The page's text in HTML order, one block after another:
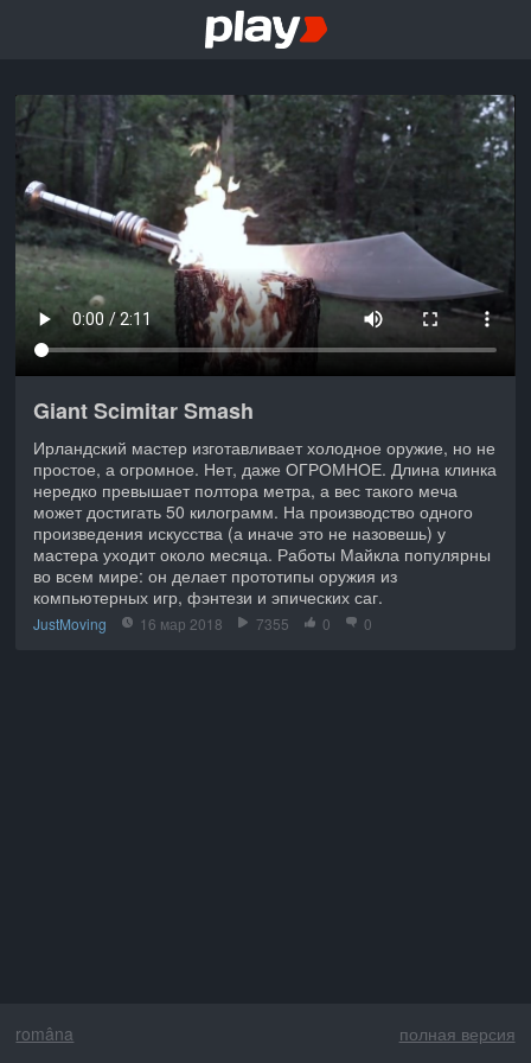
Giant Scimitar Smash
Ирландский мастер изготавливает холодное оружие, но не
простое, а огромное. Нет, даже ОГРОМНОЕ. Длина клинка
нередко превышает полтора метра, а вес такого меча
может достигать 50 килограмм. На производство одного
произведения искусства (а иначе это не назовешь) у
мастера уходит около месяца. Работы Майкла популярны
во всем мире: он делает прототипы оружия из
компьютерных игр, фэнтези и эпических саг.
JustMoving 16 мар 2018 7355 0 0
româna полная версия